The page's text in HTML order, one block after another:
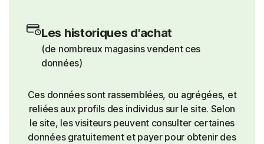
Les historiques d'achat
(de nombreux magasins vendent ces
données)
Ces données sont rassemblées, ou agrégées, et
reliées aux profils des individus sur le site. Selon
le site, les visiteurs peuvent consulter certaines
données gratuitement et payer pour obtenir des